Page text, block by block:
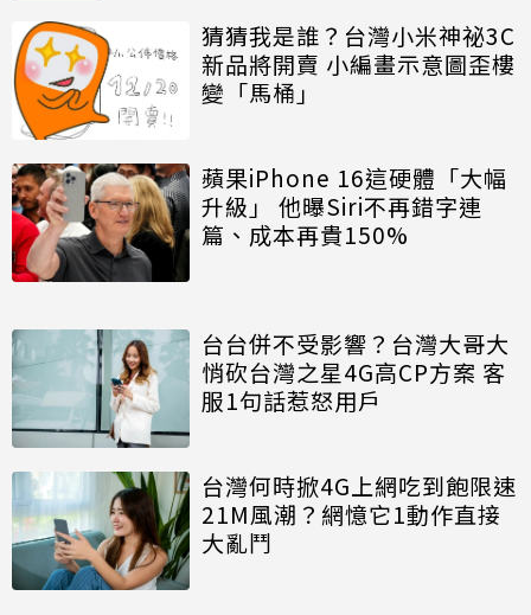
猜猜我是誰？台灣小米神祕3C
新品將開賣 小編畫示意圖歪樓
變「馬桶」
蘋果iPhone 16這硬體「大幅
升級」 他曝Siri不再錯字連
篇、成本再貴150%
台台併不受影響？台灣大哥大
悄砍台灣之星4G高CP方案 客
服1句話惹怒用戶
台灣何時掀4G上網吃到飽限速
21M風潮？網憶它1動作直接
大亂鬥